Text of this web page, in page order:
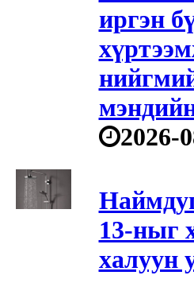
иргэн
2026-
13-ныг
халуун